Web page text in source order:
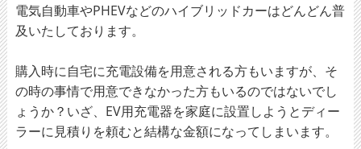
電気自動車やPHEVなどのハイブリッドカーはどんどん普
及いたしております。
購入時に自宅に充電設備を用意される方もいますが、そ
の時の事情で用意できなかった方もいるのではないでし
ょうか？いざ、EV用充電器を家庭に設置しようとディー
ラーに見積りを頼むと結構な金額になってしまいます。